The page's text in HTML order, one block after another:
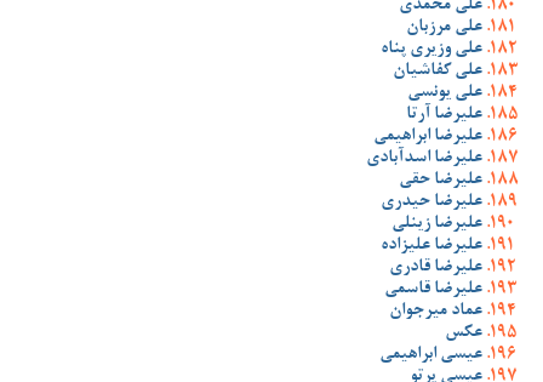
علی محمدی
علی مرزبان
علی وزیری پناه
علی کفاشیان
علی یونسی
علیرضا آرتا
علیرضا ابراهیمی
علیرضا اسدآبادی
علیرضا حقی
علیرضا حیدری
علیرضا زینلی
علیرضا علیزاده
علیرضا قادری
علیرضا قاسمی
عماد میرجوان
عکس
عیسی ابراهیمی
عیسی پرتو